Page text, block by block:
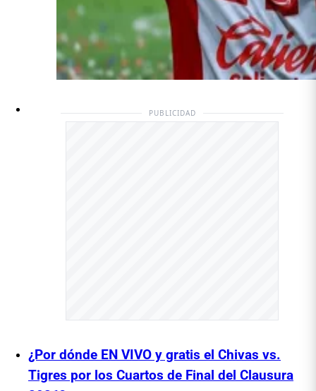
PUBLICIDAD
¿Por dónde EN VIVO y gratis el Chivas vs.
Tigres por los Cuartos de Final del Clausura